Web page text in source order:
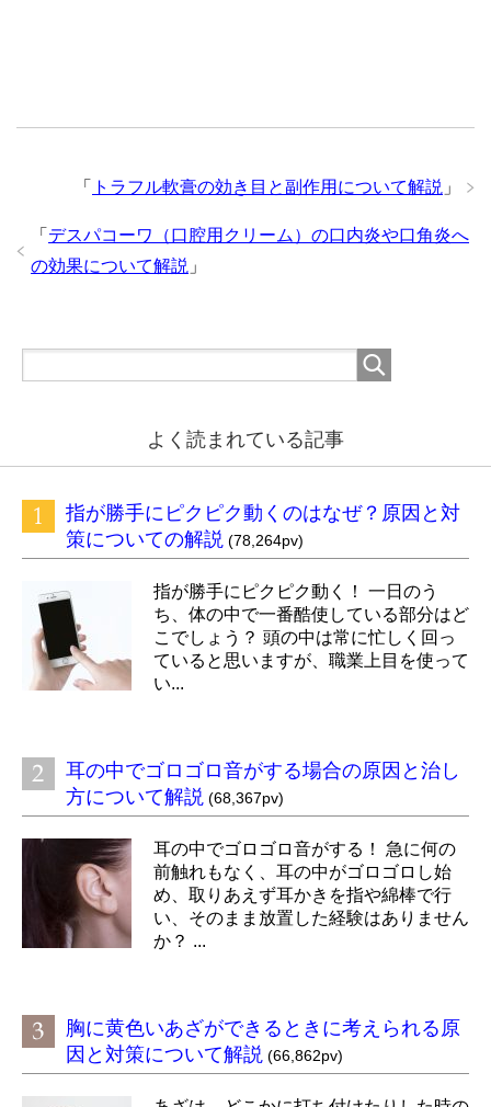
「 トラフル軟膏の効き目と副作用について解説 」
「 デスパコーワ（口腔用クリーム）の口内炎や口角炎へ
の効果について解説 」
よく読まれている記事
指が勝手にピクピク動くのはなぜ？原因と対
策についての解説 (78,264pv)
指が勝手にピクピク動く！ 一日のう
ち、体の中で一番酷使している部分はど
こでしょう？ 頭の中は常に忙しく回っ
ていると思いますが、職業上目を使って
い...
耳の中でゴロゴロ音がする場合の原因と治し
方について解説 (68,367pv)
耳の中でゴロゴロ音がする！ 急に何の
前触れもなく、耳の中がゴロゴロし始
め、取りあえず耳かきを指や綿棒で行
い、そのまま放置した経験はありません
か？ ...
胸に黄色いあざができるときに考えられる原
因と対策について解説 (66,862pv)